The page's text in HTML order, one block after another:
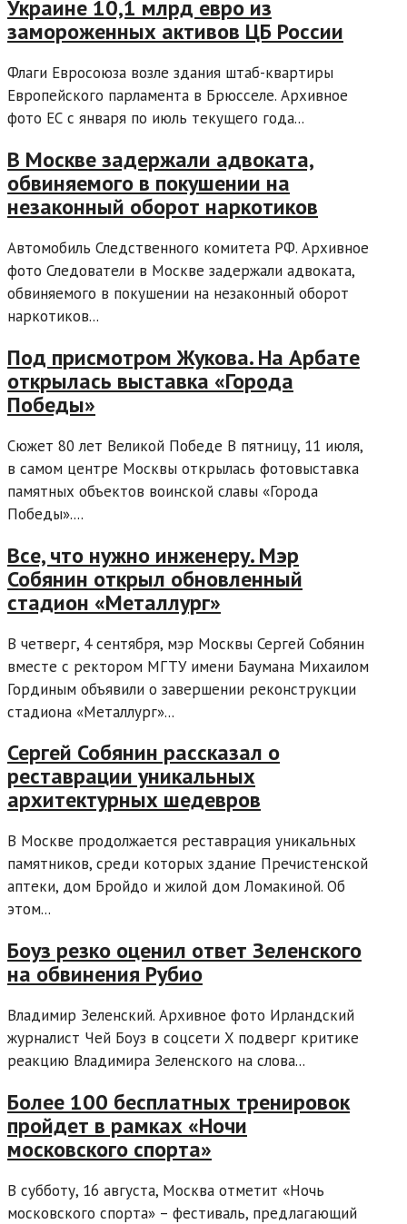
Украине 10,1 млрд евро из
замороженных активов ЦБ России
Флаги Евросоюза возле здания штаб-квартиры
Европейского парламента в Брюсселе. Архивное
фото ЕС с января по июль текущего года...
В Москве задержали адвоката,
обвиняемого в покушении на
незаконный оборот наркотиков
Автомобиль Следственного комитета РФ. Архивное
фото Следователи в Москве задержали адвоката,
обвиняемого в покушении на незаконный оборот
наркотиков...
Под присмотром Жукова. На Арбате
открылась выставка «Города
Победы»
Сюжет 80 лет Великой Победе В пятницу, 11 июля,
в самом центре Москвы открылась фотовыставка
памятных объектов воинской славы «Города
Победы»....
Все, что нужно инженеру. Мэр
Собянин открыл обновленный
стадион «Металлург»
В четверг, 4 сентября, мэр Москвы Сергей Собянин
вместе с ректором МГТУ имени Баумана Михаилом
Гординым объявили о завершении реконструкции
стадиона «Металлург»...
Сергей Собянин рассказал о
реставрации уникальных
архитектурных шедевров
В Москве продолжается реставрация уникальных
памятников, среди которых здание Пречистенской
аптеки, дом Бройдо и жилой дом Ломакиной. Об
этом...
Боуз резко оценил ответ Зеленского
на обвинения Рубио
Владимир Зеленский. Архивное фото Ирландский
журналист Чей Боуз в соцсети X подверг критике
реакцию Владимира Зеленского на слова...
Более 100 бесплатных тренировок
пройдет в рамках «Ночи
московского спорта»
В субботу, 16 августа, Москва отметит «Ночь
московского спорта» – фестиваль, предлагающий